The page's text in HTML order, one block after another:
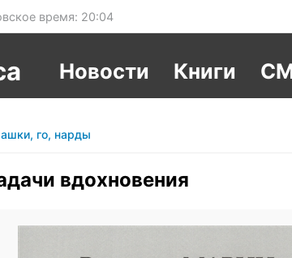
время: 20:04
Новости Книги
го, нарды
вдохновения